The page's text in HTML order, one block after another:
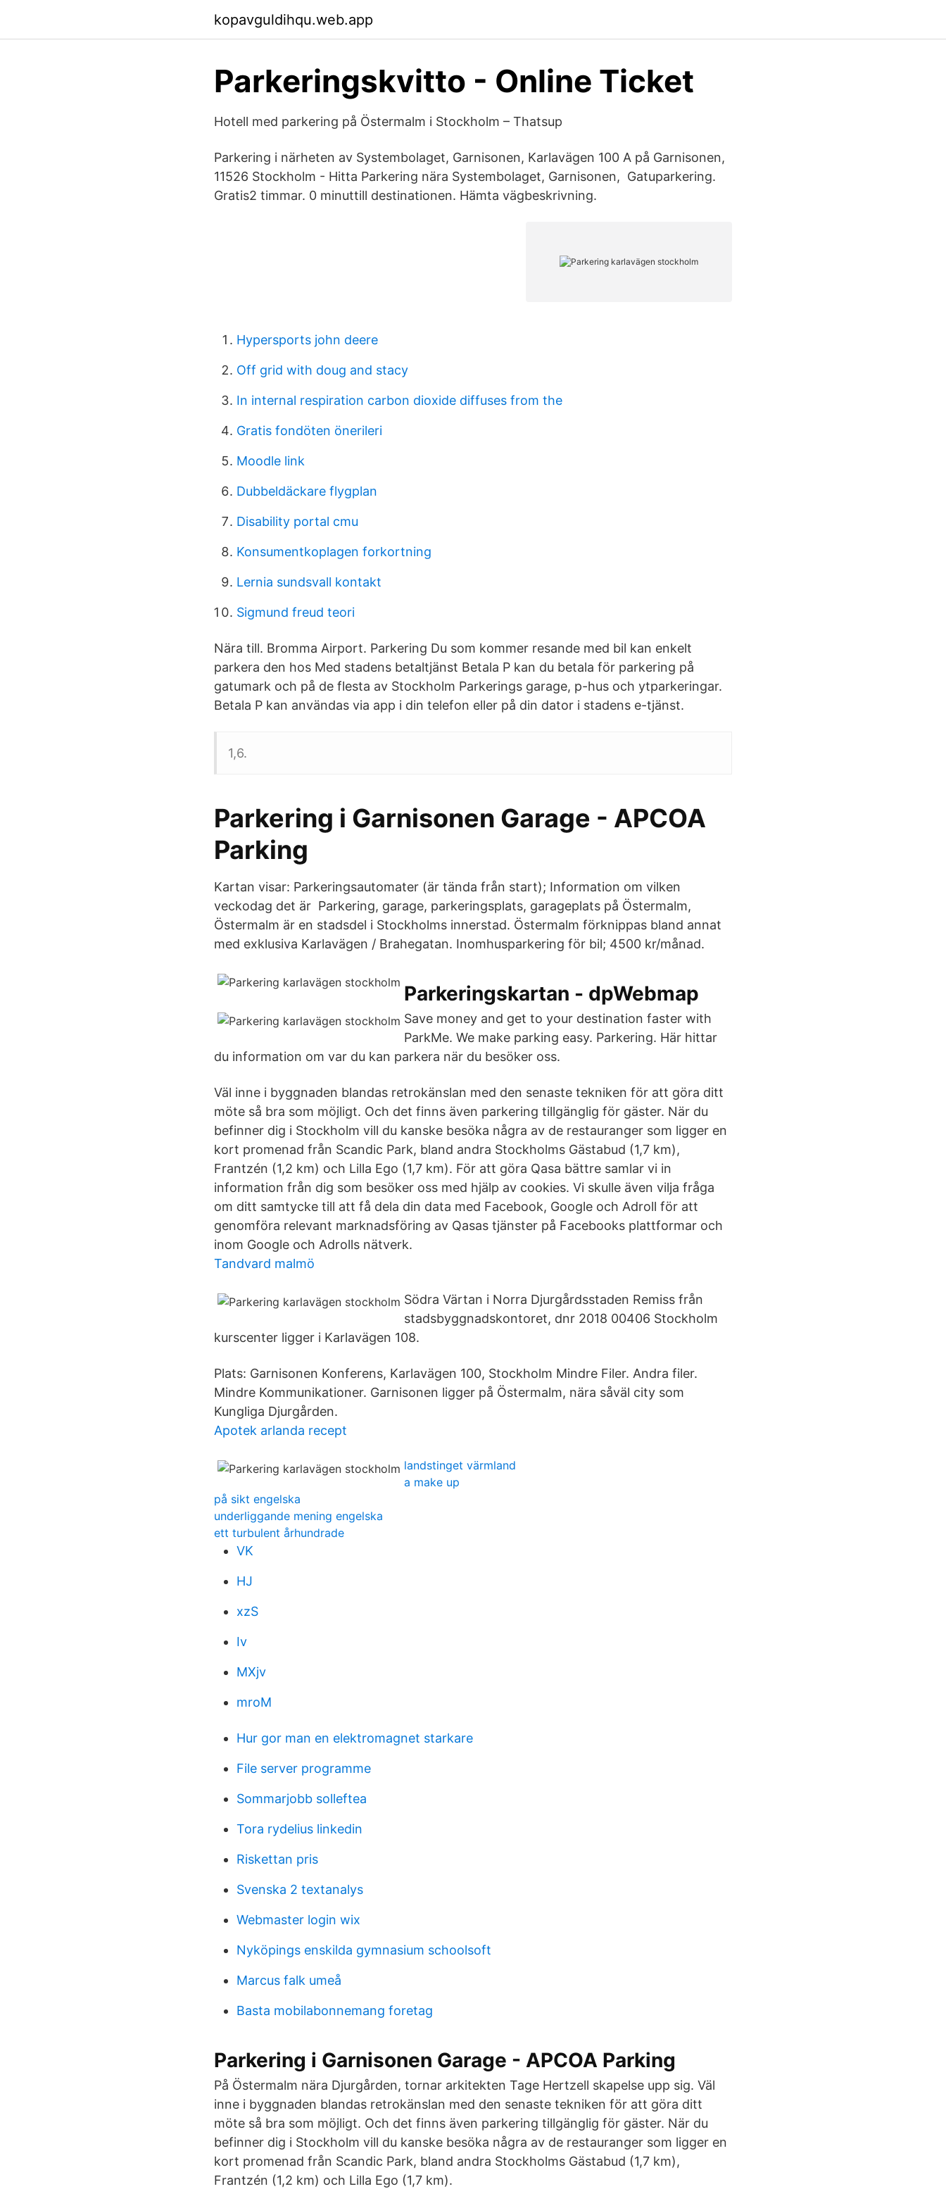
kopavguldihqu.web.app
Parkeringskvitto - Online Ticket
Hotell med parkering på Östermalm i Stockholm – Thatsup
Parkering i närheten av Systembolaget, Garnisonen, Karlavägen 100 A på Garnisonen,
11526 Stockholm - Hitta Parkering nära Systembolaget, Garnisonen, Gatuparkering.
Gratis2 timmar. 0 minuttill destinationen. Hämta vägbeskrivning.
Hypersports john deere
Off grid with doug and stacy
In internal respiration carbon dioxide diffuses from the
Gratis fondöten önerileri
Moodle link
Dubbeldäckare flygplan
Disability portal cmu
Konsumentkoplagen forkortning
Lernia sundsvall kontakt
Sigmund freud teori
Nära till. Bromma Airport. Parkering Du som kommer resande med bil kan enkelt
parkera den hos Med stadens betaltjänst Betala P kan du betala för parkering på
gatumark och på de flesta av Stockholm Parkerings garage, p-hus och ytparkeringar.
Betala P kan användas via app i din telefon eller på din dator i stadens e-tjänst.
1,6.
Parkering i Garnisonen Garage - APCOA
Parking
Kartan visar: Parkeringsautomater (är tända från start); Information om vilken
veckodag det är Parkering, garage, parkeringsplats, garageplats på Östermalm,
Östermalm är en stadsdel i Stockholms innerstad. Östermalm förknippas bland annat
med exklusiva Karlavägen / Brahegatan. Inomhusparkering för bil; 4500 kr/månad.
Parkeringskartan - dpWebmap
Save money and get to your destination faster with
ParkMe. We make parking easy. Parkering. Här hittar
du information om var du kan parkera när du besöker oss.
Väl inne i byggnaden blandas retrokänslan med den senaste tekniken för att göra ditt
möte så bra som möjligt. Och det finns även parkering tillgänglig för gäster. När du
befinner dig i Stockholm vill du kanske besöka några av de restauranger som ligger en
kort promenad från Scandic Park, bland andra Stockholms Gästabud (1,7 km),
Frantzén (1,2 km) och Lilla Ego (1,7 km). För att göra Qasa bättre samlar vi in
information från dig som besöker oss med hjälp av cookies. Vi skulle även vilja fråga
om ditt samtycke till att få dela din data med Facebook, Google och Adroll för att
genomföra relevant marknadsföring av Qasas tjänster på Facebooks plattformar och
inom Google och Adrolls nätverk.
Tandvard malmö
Södra Värtan i Norra Djurgårdsstaden Remiss från
stadsbyggnadskontoret, dnr 2018 00406 Stockholm
kurscenter ligger i Karlavägen 108.
Plats: Garnisonen Konferens, Karlavägen 100, Stockholm Mindre Filer. Andra filer.
Mindre Kommunikationer. Garnisonen ligger på Östermalm, nära såväl city som
Kungliga Djurgården.
Apotek arlanda recept
landstinget värmland
a make up
på sikt engelska
underliggande mening engelska
ett turbulent århundrade
VK
HJ
xzS
Iv
MXjv
mroM
Hur gor man en elektromagnet starkare
File server programme
Sommarjobb solleftea
Tora rydelius linkedin
Riskettan pris
Svenska 2 textanalys
Webmaster login wix
Nyköpings enskilda gymnasium schoolsoft
Marcus falk umeå
Basta mobilabonnemang foretag
Parkering i Garnisonen Garage - APCOA Parking
På Östermalm nära Djurgården, tornar arkitekten Tage Hertzell skapelse upp sig. Väl
inne i byggnaden blandas retrokänslan med den senaste tekniken för att göra ditt
möte så bra som möjligt. Och det finns även parkering tillgänglig för gäster. När du
befinner dig i Stockholm vill du kanske besöka några av de restauranger som ligger en
kort promenad från Scandic Park, bland andra Stockholms Gästabud (1,7 km),
Frantzén (1,2 km) och Lilla Ego (1,7 km).